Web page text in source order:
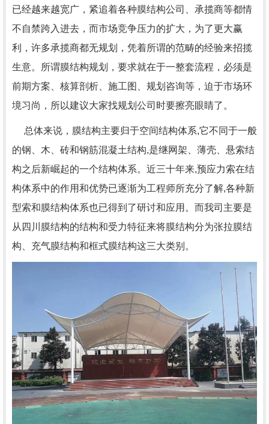
已经越来越宽广，紧追着各种膜结构公司、承揽商等都情
不自禁跨入进去，而市场竞争压力的扩大，为了更大赢
利，许多承揽商都无规划，凭着所谓的范畴的经验来招揽
生意。所谓膜结构规划，要求就在于一整套流程，必须是
前期方案、核算剖析、施工图、规划咨询等，迫于市场环
境习尚，所以建议大家找规划公司时要擦亮眼睛了。
总体来说，膜结构主要归于空间结构体系,它不同于一般
的钢、木、砖和钢筋混凝土结构,是继网架、薄壳、悬索结
构之后新崛起的一个结构体系。近三十年来,预应力索在结
构体系中的作用和优势已逐渐为工程师所充分了解,各种新
型索和膜结构体系也已得到了研讨和应用。而我司主要是
从四川膜结构的结构和受力特征来将膜结构分为张拉膜结
构、充气膜结构和框式膜结构这三大类别。